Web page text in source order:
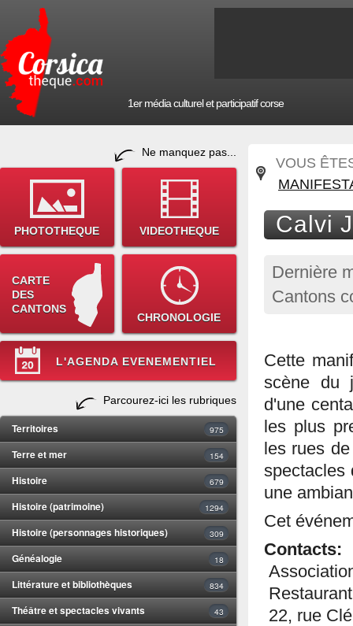
1er média culturel et participatif corse
Ne manquez pas...
PHOTOTHEQUE VIDEOTHEQUE
CARTE
DES
CANTONS
CHRONOLOGIE
L'AGENDA EVENEMENTIEL
Parcourez-ici les rubriques
Territoires 975
Terre et mer 154
Histoire 679
Histoire (patrimoine) 1294
Histoire (personnages historiques) 309
Généalogie 18
Littérature et bibliothèques 834
Théâtre et spectacles vivants 43
VOUS
Calvi
Dernière
Cantons
Cette
scène du
d'une
les plus
les rues
spectacles
une
Cet
Contacts:
22, rue